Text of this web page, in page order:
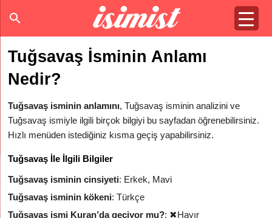
Tuğsavaş İsminin Anlamı
Nedir?
Tuğsavaş isminin anlamını, Tuğsavaş isminin analizini ve
Tuğsavaş ismiyle ilgili birçok bilgiyi bu sayfadan öğrenebilirsiniz.
Hızlı menüden istediğiniz kısma geçiş yapabilirsiniz.
Tuğsavaş İle İlgili Bilgiler
Tuğsavaş isminin cinsiyeti: Erkek, Mavi
Tuğsavaş isminin kökeni: Türkçe
Tuğsavaş ismi Kuran’da geçiyor mu?: ✖Hayır